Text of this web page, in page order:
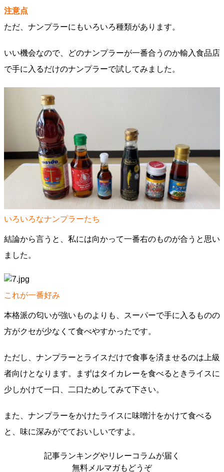
注意点
ただ、ナンプラーにもいろいろ種類があります。
いい機会なので、どのナンプラーが一番合うのか輸入食品店
で手に入るだけのナンプラーで試してみました。
いろいろなナンプラーたち
結論から言うと、私には向かって一番右のものが合うと思い
ました。
これが一番好み
本格派の匂いが強いものよりも、スーパーで手に入るものの
方がクセが少なくて食べやすかったです。
ただし、ナンプラーとライスだけで食事を済ませるのは上級
者向けとなります。まずはタイカレーを食べるときライスに
少しかけて一口、二口ためしてみて下さい。
また、ナンプラーをかけたライスに味噌汁をかけて食べる
と、味に深みがでておいしいですよ。
記事ランキングやリレーコラムが届く
無料メルマガもどうぞ